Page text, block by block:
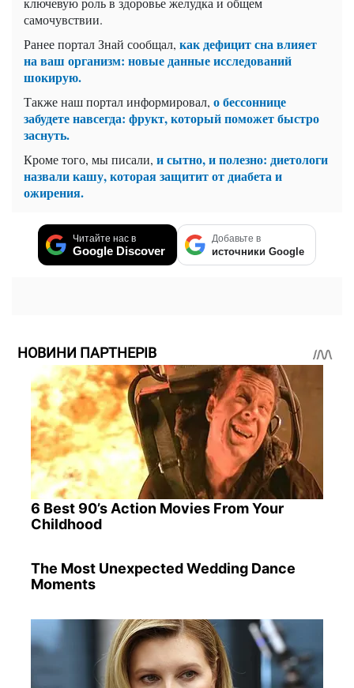
самочувствии.
Ранее портал Знай сообщал, как дефицит сна влияет
на ваш организм: новые данные исследований
шокирую.
Также наш портал информировал, о бессоннице
забудете навсегда: фрукт, который поможет быстро
заснуть.
Кроме того, мы писали, и сытно, и полезно: диетологи
назвали кашу, которая защитит от диабета и
ожирения.
Читайте нас в
Google Discover
Добавьте в
источники Google
НОВИНИ ПАРТНЕРІВ
6 Best 90’s Action Movies From Your
Childhood
The Most Unexpected Wedding Dance
Moments